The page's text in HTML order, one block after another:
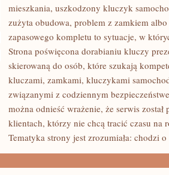
DORABIANIE
KLUCZYKÓW
mieszkania, uszkodzony kluczyk
zużyta obudowa, problem z zamkiem
zapasowego kompletu to sytuacje, w
Strona poświęcona dorabianiu kluczy
skierowaną do osób, które szukają
kluczami, zamkami, kluczykami
związanymi z codziennym
można odnieść wrażenie, że serwis
klientach, którzy nie chcą tracić czasu na
Tematyka strony jest zrozumiała: chodzi